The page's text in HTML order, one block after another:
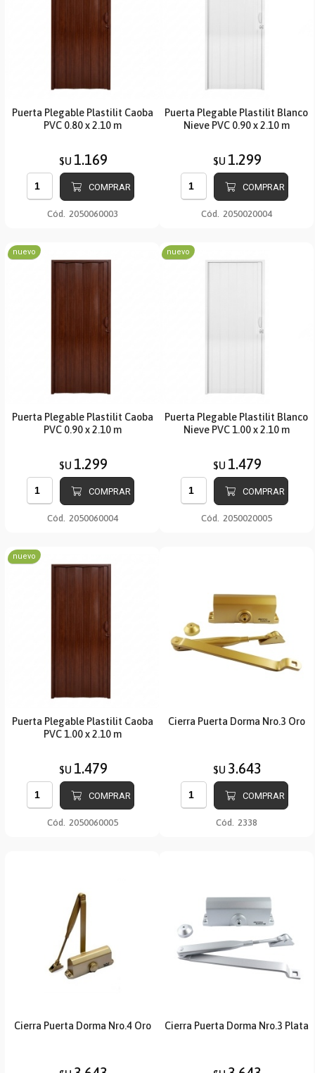
Puerta Plegable Plastilit Caoba
PVC 0.80 x 2.10 m
$U 1.169
COMPRAR
Cód. 2050060003
Puerta Plegable Plastilit Blanco
Nieve PVC 0.90 x 2.10 m
$U 1.299
COMPRAR
Cód. 2050020004
nuevo
Puerta Plegable Plastilit Caoba
PVC 0.90 x 2.10 m
$U 1.299
COMPRAR
Cód. 2050060004
nuevo
Puerta Plegable Plastilit Blanco
Nieve PVC 1.00 x 2.10 m
$U 1.479
COMPRAR
Cód. 2050020005
nuevo
Puerta Plegable Plastilit Caoba
PVC 1.00 x 2.10 m
$U 1.479
COMPRAR
Cód. 2050060005
Cierra Puerta Dorma Nro.3 Oro
$U 3.643
COMPRAR
Cód. 2338
Cierra Puerta Dorma Nro.4 Oro Cierra Puerta Dorma Nro.3 Plata